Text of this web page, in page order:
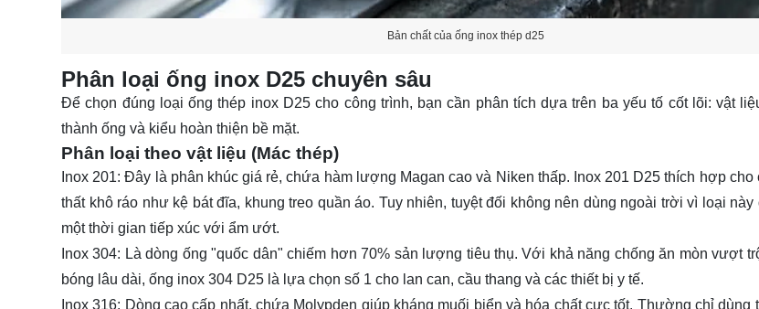
Bản chất của ống inox thép d25
Phân loại ống inox D25 chuyên sâu
Để chọn đúng loạiốngthép inox D25 cho công trình, bạn cần phân tích dựa trên ba yếu tố cốt lõi: vật
thành ống và kiểu hoàn thiện bề mặt.
Phân loại theo vật liệu (Mác thép)
Inox 201: Đây là phân khúc giá rẻ, chứa hàm lượng Magan cao và Niken thấp. Inox 201 D25 thích hợp cho
thất khô ráo như kệ bát đĩa, khung treo quần áo. Tuy nhiên, tuyệt đối không nên dùng ngoài trời vì loại này
một thời gian tiếp xúc với ẩm ướt.
Inox 304: Là dòng ống "quốc dân" chiếm hơn 70% sản lượng tiêu thụ. Với khả năng chống ăn mòn vượt
bóng lâu dài, ống inox 304 D25 là lựa chọn số 1 cho lan can, cầu thang và các thiết bị y tế.
Inox 316: Dòng cao cấp nhất, chứa Molypden giúp kháng muối biển và hóa chất cực tốt. Thường chỉ dùng